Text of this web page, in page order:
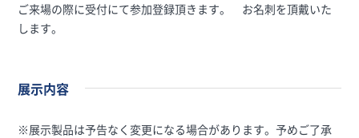
ご来場の際に受付にて参加登録頂きます。 お名刺を頂戴いた
します。
展示内容
※展示製品は予告なく変更になる場合があります。予めご了承